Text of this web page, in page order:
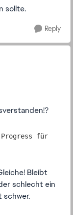
sollte.
Reply
für
Bleibt
schlecht ein
schwer.